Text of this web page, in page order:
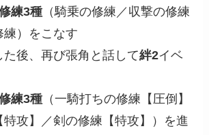
練3種 （騎乗の修練／収撃の修練
練）をこなす
た後、再び張角と話して絆2イベ
練3種 （一騎打ちの修練【圧倒】
特攻】／剣の修練【特攻】）を進